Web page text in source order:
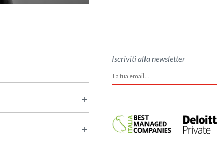
+
+
Iscriviti alla newsletter